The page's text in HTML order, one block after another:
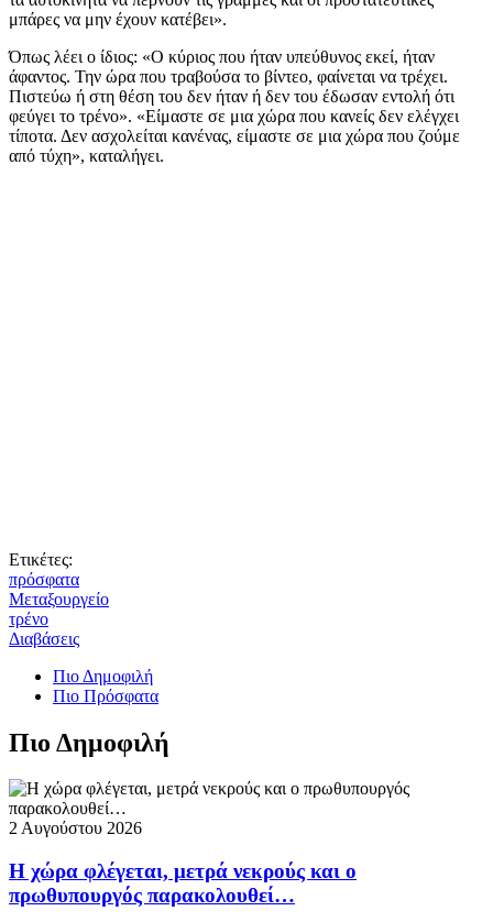
μπάρες να μην έχουν κατέβει».
Όπως λέει ο ίδιος: «Ο κύριος που ήταν υπεύθυνος εκεί, ήταν
άφαντος. Την ώρα που τραβούσα το βίντεο, φαίνεται να τρέχει.
Πιστεύω ή στη θέση του δεν ήταν ή δεν του έδωσαν εντολή ότι
φεύγει το τρένο». «Είμαστε σε μια χώρα που κανείς δεν ελέγχει
τίποτα. Δεν ασχολείται κανένας, είμαστε σε μια χώρα που ζούμε
από τύχη», καταλήγει.
Ετικέτες:
πρόσφατα
Μεταξουργείο
τρένο
Διαβάσεις
Πιο Δημοφιλή
Πιο Πρόσφατα
Πιο Δημοφιλή
2 Αυγούστου 2026
Η χώρα φλέγεται, μετρά νεκρούς και ο
πρωθυπουργός παρακολουθεί…